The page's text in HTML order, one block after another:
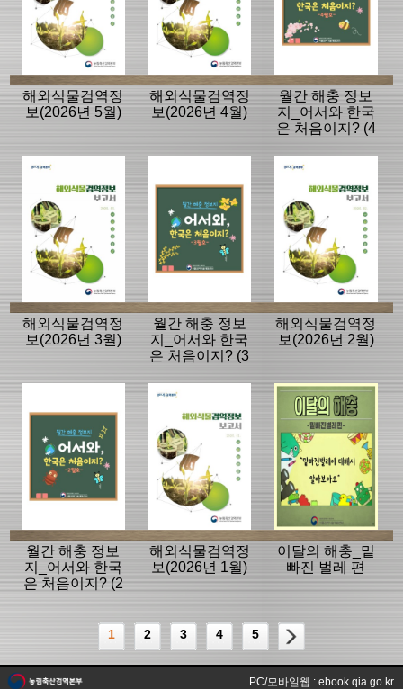
해외식물검역정
보(2026년 5월)
해외식물검역정
보(2026년 4월)
월간 해충 정보
지_어서와 한국
은 처음이지? (4
해외식물검역정
보(2026년 3월)
월간 해충 정보
지_어서와 한국
은 처음이지? (3
해외식물검역정
보(2026년 2월)
월간 해충 정보
지_어서와 한국
은 처음이지? (2
해외식물검역정
보(2026년 1월)
이달의 해충_밑
빠진 벌레 편
1 2 3 4 5
PC/모바일웹 : ebook.qia.go.kr